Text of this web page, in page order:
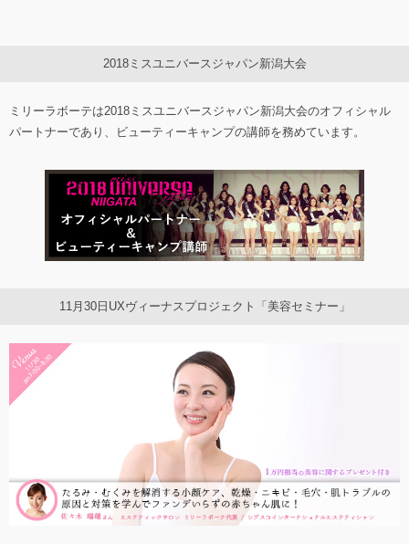
2018ミスユニバースジャパン新潟大会
ミリーラボーテは2018ミスユニバースジャパン新潟大会のオフィシャル
パートナーであり、ビューティーキャンプの講師を務めています。
11月30日UXヴィーナスプロジェクト「美容セミナー」